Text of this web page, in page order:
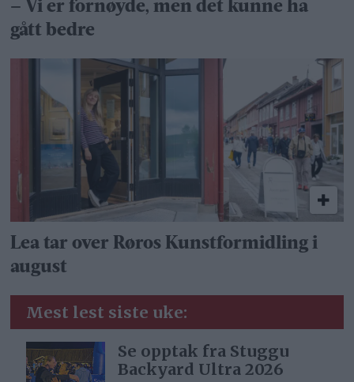
– Vi er fornøyde, men det kunne ha
gått bedre
Lea tar over Røros Kunstformidling i
august
Mest lest siste uke:
Se opptak fra Stuggu
Backyard Ultra 2026